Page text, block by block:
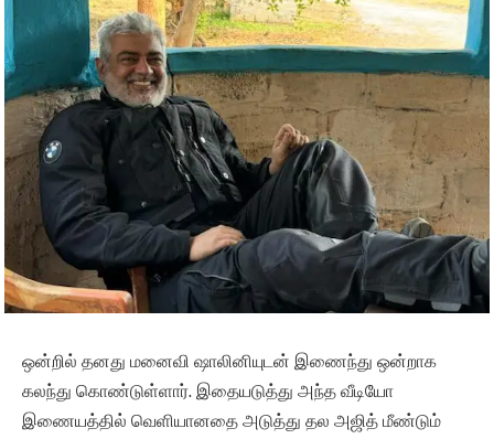
ஒன்றில் தனது மனைவி ஷாலினியுடன் இணைந்து ஒன்றாக
கலந்து கொண்டுள்ளார். இதையடுத்து அந்த வீடியோ
இணையத்தில் வெளியானதை அடுத்து தல அஜித் மீண்டும்